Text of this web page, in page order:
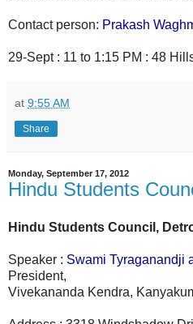
Contact person: Prakash
29-Sept : 11 to 1:15 PM : 48
at 9:55 AM
Share
Monday, September 17, 2012
Hindu Students
Hindu Students Council,
Speaker : Swami Tyraganandji
President,
Vivekananda Kendra,